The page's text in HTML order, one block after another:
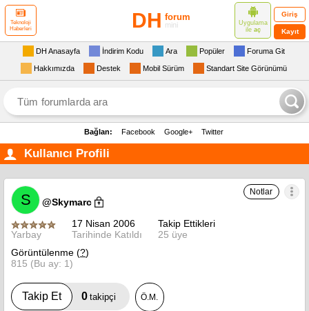
Teknoloji
Haberleri
DH forum
mini
Uygulama
ile aç
Giriş
Kayıt
DH Anasayfa İndirim Kodu Ara Popüler Foruma Git
Hakkımızda Destek Mobil Sürüm Standart Site Görünümü
Bağlan: Facebook Google+ Twitter
Kullanıcı Profili
S @Skymarc
Notlar
Yarbay
17 Nisan 2006
Tarihinde Katıldı
Takip Ettikleri
25 üye
Görüntülenme (?)
815 (Bu ay: 1)
Takip Et 0 takipçi Ö.M.